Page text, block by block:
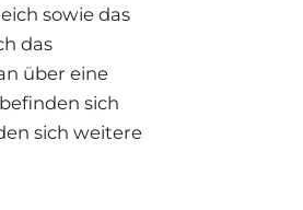
sowie das
das
über eine
sich
sich weitere